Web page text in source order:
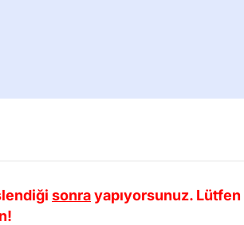
sonrayapıyorsunuz. Lütfen